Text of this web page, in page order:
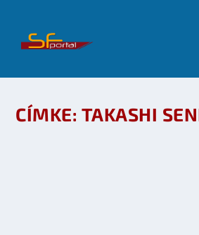
CÍMKE: TAKASHI